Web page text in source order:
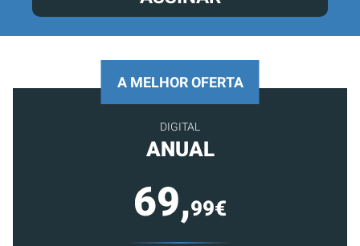
A MELHOR OFERTA
DIGITAL
ANUAL
69,99€